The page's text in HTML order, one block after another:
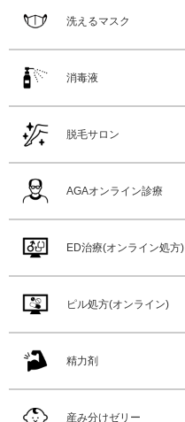
洗えるマスク
消毒液
脱毛サロン
AGAオンライン診療
ED治療(オンライン処方)
ピル処方(オンライン)
精力剤
産み分けゼリー